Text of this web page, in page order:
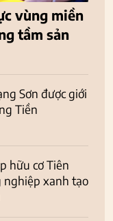
vùng miền
tầm sản
Sơn được giới
Tiền
hữu cơ Tiên
nghiệp xanh tạo